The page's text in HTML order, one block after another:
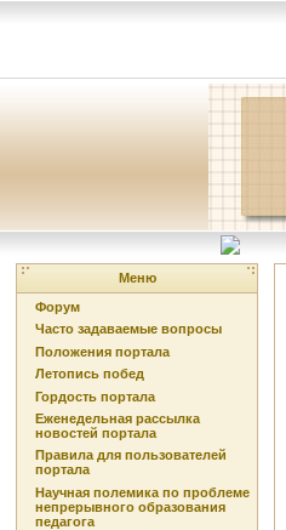
Меню
Форум
Часто задаваемые вопросы
Положения портала
Летопись побед
Гордость портала
Еженедельная рассылка
новостей портала
Правила для пользователей
портала
Научная полемика по проблеме
непрерывного образования
педагога